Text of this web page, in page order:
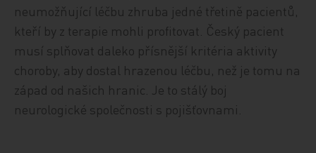
neumožňující léčbu zhruba jedné třetině pacientů,
kteří by z terapie mohli profitovat. Český pacient
musí splňovat daleko přísnější kritéria aktivity
choroby, aby dostal hrazenou léčbu, než je tomu na
západ od našich hranic. Je to stálý boj
neurologické společnosti s pojišťovnami.